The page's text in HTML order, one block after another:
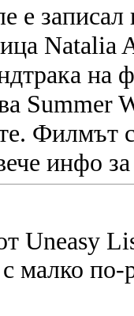
е записал
Natalia
на
Summer
Филмът
инфо
Uneasy
малко по-